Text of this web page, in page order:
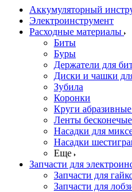
Аккумуляторный
Электроинструмент
Расходные материалы
Биты
Буры
Держатели для
Диски и чашки
Зубила
Коронки
Круги
Ленты бесконечые
Насадки для
Насадки
Еще
Запчасти для
Запчасти для
Запчасти для